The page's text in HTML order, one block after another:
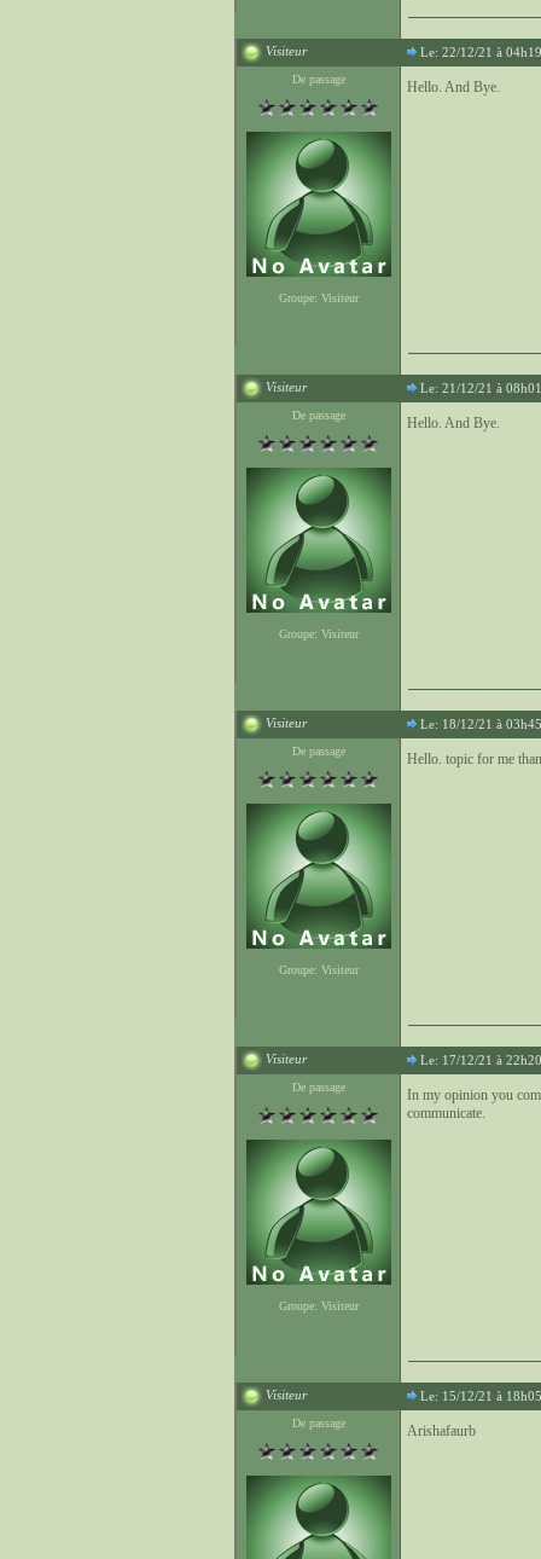
Visiteur Le: 22/12/21 à 04h19
De passage
Groupe: Visiteur
Hello. And Bye.
Visiteur Le: 21/12/21 à 08h01
De passage
Groupe: Visiteur
Hello. And Bye.
Visiteur Le: 18/12/21 à 03h45
De passage
Groupe: Visiteur
Hello. topic for me
Visiteur Le: 17/12/21 à 22h20
De passage
Groupe: Visiteur
In my opinion you
communicate.
Visiteur Le: 15/12/21 à 18h05
De passage Arishafaurb